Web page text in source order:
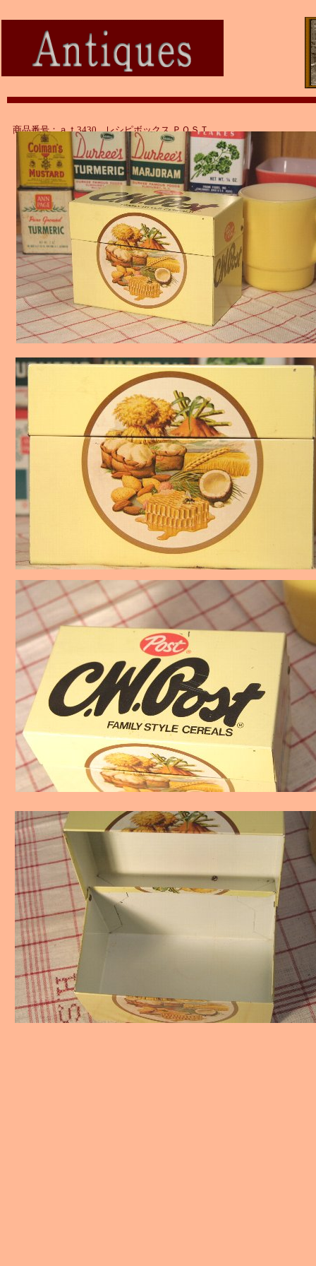
商品番号：ａｔ3430 レシピボックス ＰＯＳＴ